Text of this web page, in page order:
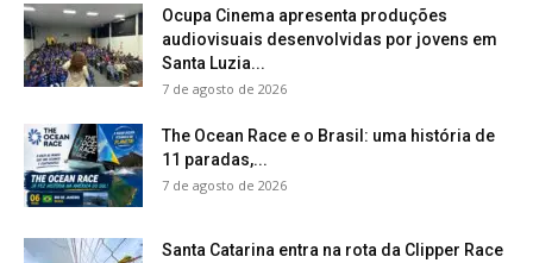
Ocupa Cinema apresenta produções
audiovisuais desenvolvidas por jovens em
Santa Luzia...
7 de agosto de 2026
The Ocean Race e o Brasil: uma história de
11 paradas,...
7 de agosto de 2026
Santa Catarina entra na rota da Clipper Race